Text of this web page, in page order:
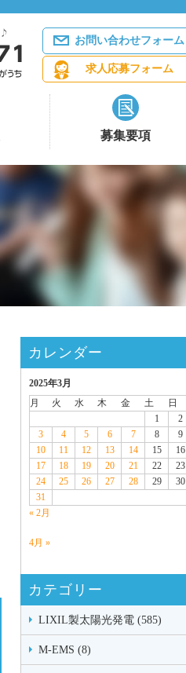
お問い合わせフォーム
求人応募フォーム
募集要項
カレンダー
2025年3月
月
火 水 木 金 土
日
1
2
3
4 5 6 7 8
9
10
11 12 13 14 15
16
17
18 19 20 21 22
23
24
25 26 27 28 29
30
31
« 2月
4月 »
カテゴリー
LIXIL製太陽光発電 (585)
M-EMS (8)